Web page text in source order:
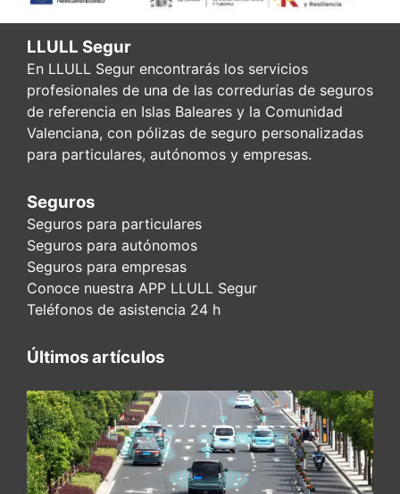
LLULL Segur
En LLULL Segur encontrarás los servicios
profesionales de una de las corredurías de seguros
de referencia en Islas Baleares y la Comunidad
Valenciana, con pólizas de seguro personalizadas
para particulares, autónomos y empresas.
Seguros
Seguros para particulares
Seguros para autónomos
Seguros para empresas
Conoce nuestra APP LLULL Segur
Teléfonos de asistencia 24 h
Últimos artículos